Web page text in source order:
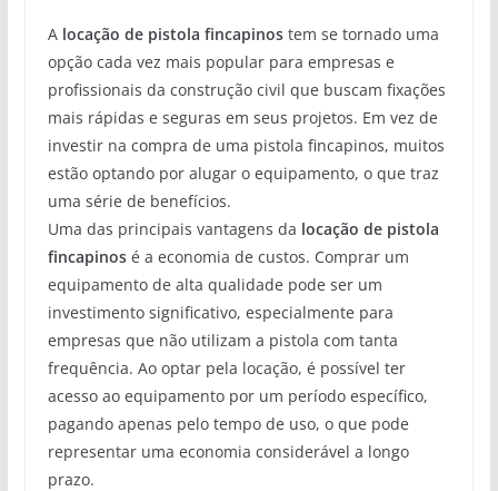
A locação de pistola fincapinostem se tornado uma
opção cada vez mais popular para empresas e
profissionais da construção civil que buscam fixações
mais rápidas e seguras em seus projetos. Em vez de
investir na compra de uma pistola fincapinos, muitos
estão optando por alugar o equipamento, o que traz
uma série de benefícios.
Uma das principais vantagens da locação de pistola
fincapinosé a economia de custos. Comprar um
equipamento de alta qualidade pode ser um
investimento significativo, especialmente para
empresas que não utilizam a pistola com tanta
frequência. Ao optar pela locação, é possível ter
acesso ao equipamento por um período específico,
pagando apenas pelo tempo de uso, o que pode
representar uma economia considerável a longo
prazo.